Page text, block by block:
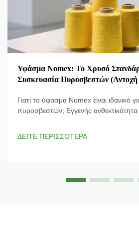
Υφάσμα Nomex: Το Χρυσό
Συσκευασία Πυροσβεστών
Γιατί το ύφασμα Nomex είναι ιδανικό
πυροσβεστών; Εγγενής
ΔΕΙΤΕ ΠΕΡΙΣΣΟΤΕΡΑ